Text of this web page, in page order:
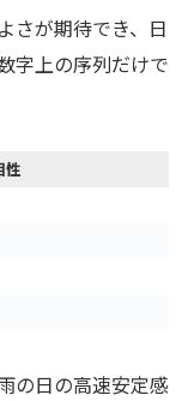
さが期待でき、日
字上の序列だけで
性
の日の高速安定感